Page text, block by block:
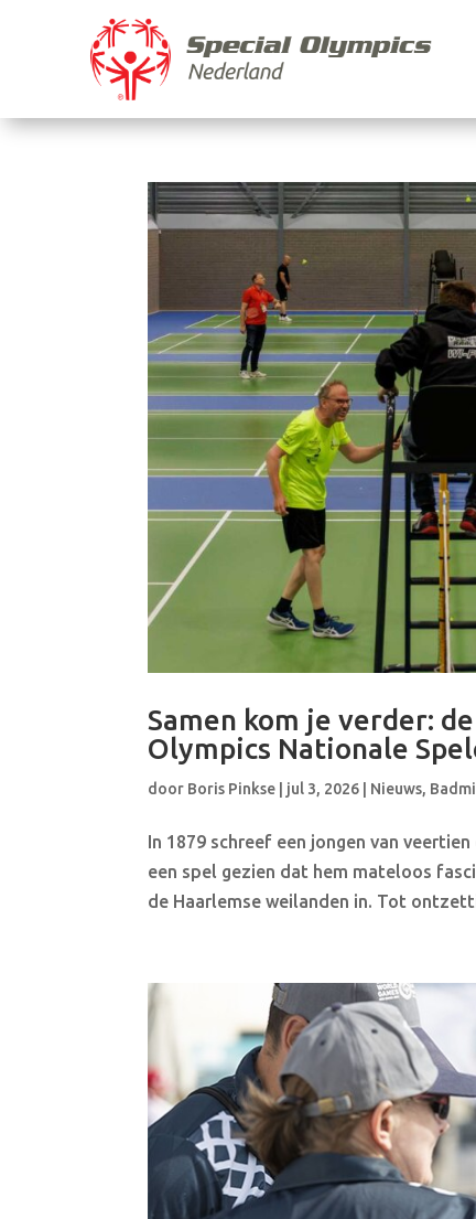
Samen kom je verder:
Olympics Nationale
door Boris Pinkse jul 3, 2026 Nieuws,
In 1879 schreef een jongen van
een spel gezien dat hem mateloos
de Haarlemse weilanden in. Tot